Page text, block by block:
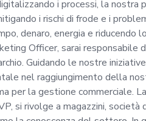
i
i processi, la nostra
i rischi di frode e i
denaro, energia e riducendo
Officer, sarai
Guidando le nostre
nel raggiungimento della
per la gestione commerciale.
si rivolge a magazzini,